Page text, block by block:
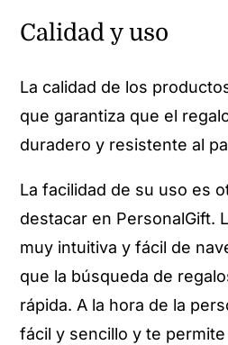
Calidad y uso
La calidad de los
que garantiza que el
duradero y resistente al
La facilidad de su uso es
destacar en PersonalGift.
muy intuitiva y fácil de
que la búsqueda de
rápida. A la hora de la
fácil y sencillo y te